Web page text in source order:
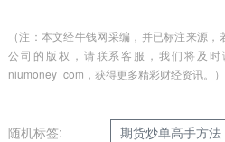
（注：本文经牛钱网采编，并已标注来源
公司的版权，请联系客服，我们将及
niumoney_com，获得更多精彩财经资讯。）
随机标签: 期货炒单高手方法